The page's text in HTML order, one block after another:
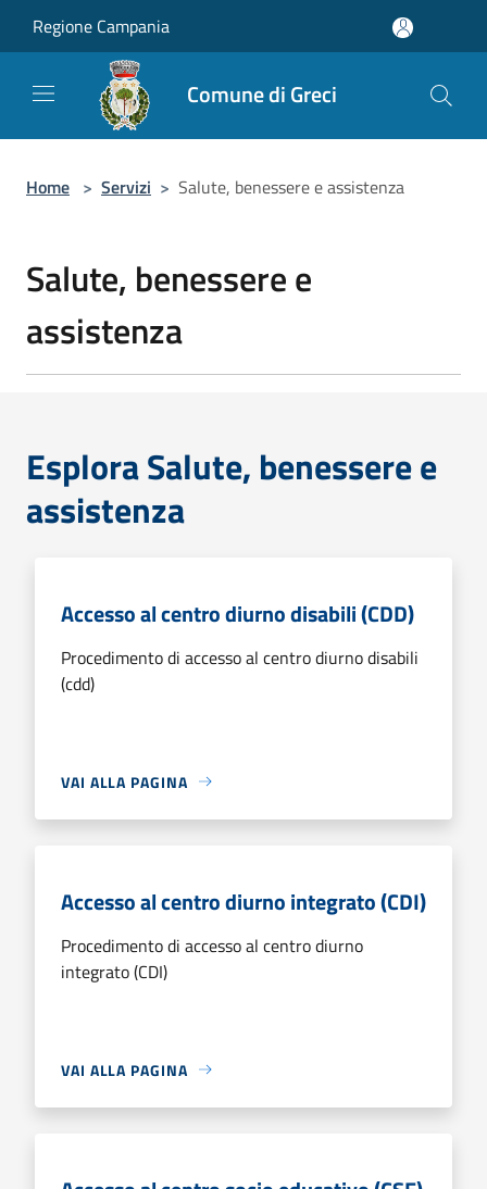
Regione Campania
Comune di Greci
Home > Servizi > Salute, benessere e assistenza
Salute, benessere e
assistenza
Esplora Salute, benessere e
assistenza
Accesso al centro diurno disabili (CDD)
Procedimento di accesso al centro diurno disabili
(cdd)
VAI ALLA PAGINA
Accesso al centro diurno integrato (CDI)
Procedimento di accesso al centro diurno
integrato (CDI)
VAI ALLA PAGINA